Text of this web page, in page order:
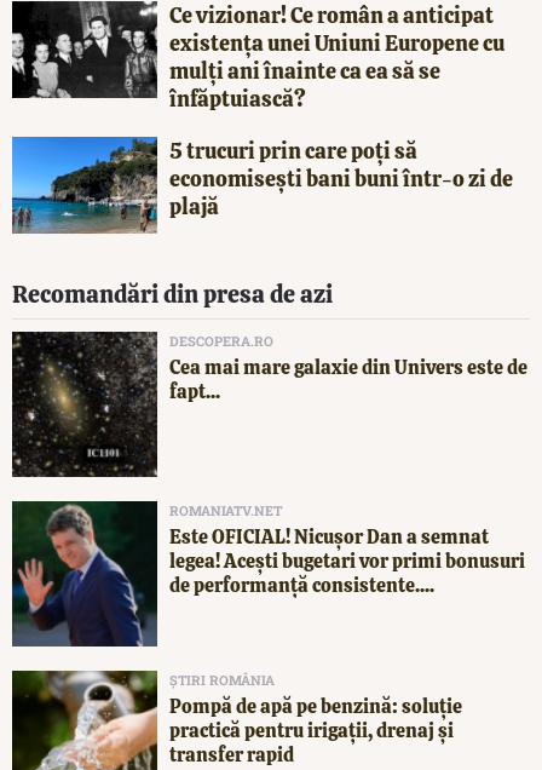
Ce vizionar! Ce român a anticipat
existența unei Uniuni Europene cu
mulți ani înainte ca ea să se
înfăptuiască?
5 trucuri prin care poți să
economisești bani buni într-o zi de
plajă
Recomandări din presa de azi
DESCOPERA.RO
Cea mai mare galaxie din Univers este de
fapt...
ROMANIATV.NET
Este OFICIAL! Nicușor Dan a semnat
legea! Acești bugetari vor primi bonusuri
de performanță consistente....
ȘTIRI ROMÂNIA
Pompă de apă pe benzină: soluție
practică pentru irigații, drenaj și
transfer rapid